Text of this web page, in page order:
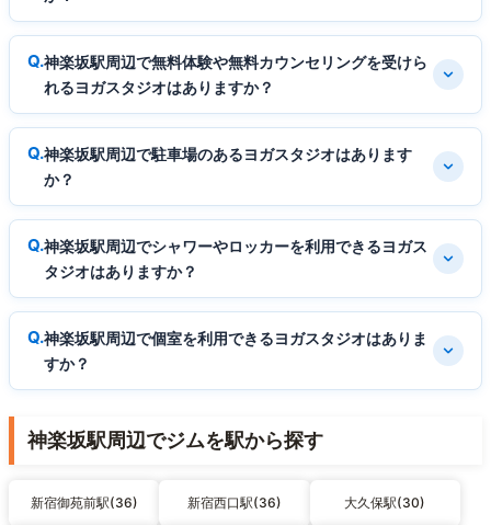
神楽坂駅周辺で無料体験や無料カウンセリングを受けら
れるヨガスタジオはありますか？
神楽坂駅周辺で駐車場のあるヨガスタジオはあります
か？
神楽坂駅周辺でシャワーやロッカーを利用できるヨガス
タジオはありますか？
神楽坂駅周辺で個室を利用できるヨガスタジオはありま
すか？
神楽坂駅周辺でジムを駅から探す
新宿御苑前駅(36) 新宿西口駅(36) 大久保駅(30)